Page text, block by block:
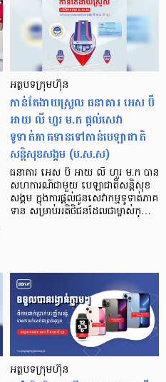
អត្ថបទក្រុមហ៊ុន
កាន់តែងាយស្រួល ធនាគារ អេស ប៊ី
អាយ លី ហួរ ម.ក ផ្តល់សេវា
ទូទាត់ភាគទានទៅកាន់បេឡាជាតិ
សន្តិសុខសង្គម (ប.ស.ស)
ធនាគារ អេស ប៊ី អាយ លី ហួរ ម.ក បាន
សហការណ៍ជាមួយ បេឡាជាតិសន្តិសុខ
សង្គម ក្នុងការផ្តល់ជូនសេវាកម្មទូទាត់ភាគ
ទាន សម្រាប់អតិថិជនដែលជាម្ចាស់ក្…
អត្ថបទក្រុមហ៊ុន